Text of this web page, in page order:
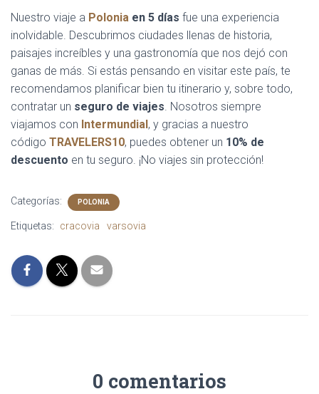
Nuestro viaje a Polonia en 5 días fue una experiencia
inolvidable. Descubrimos ciudades llenas de historia,
paisajes increíbles y una gastronomía que nos dejó con
ganas de más. Si estás pensando en visitar este país, te
recomendamos planificar bien tu itinerario y, sobre todo,
contratar un seguro de viajes . Nosotros siempre
viajamos con Intermundial, y gracias a nuestro
código TRAVELERS10, puedes obtener un 10% de
descuento en tu seguro. ¡No viajes sin protección!
Categorías: POLONIA
Etiquetas: cracovia varsovia
0 comentarios